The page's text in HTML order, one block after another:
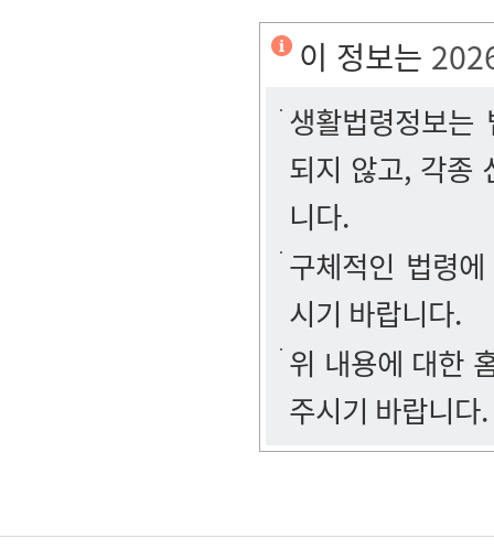
이 정보는
생활법령정보
되지 않고, 각종
니다.
구체적인 법령
시기 바랍니다.
위 내용에 대한
주시기 바랍니다.